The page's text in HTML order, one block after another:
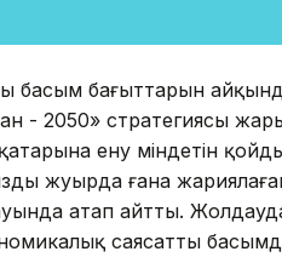
басым бағыттарын
- 2050» стратегиясы
ену міндетін
жуырда ғана
атап айтты.
саясаттың